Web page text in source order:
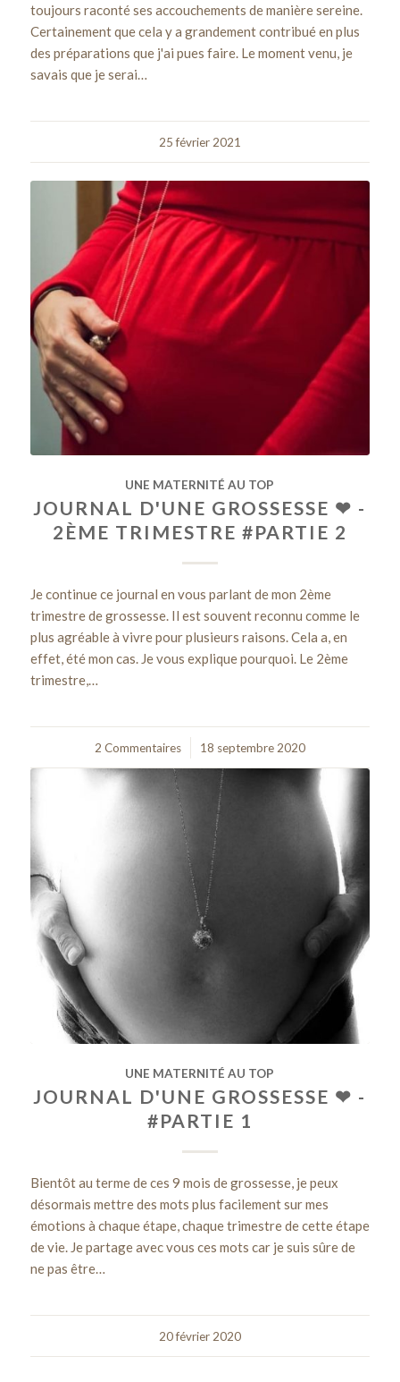
toujours raconté ses accouchements de manière sereine.
Certainement que cela y a grandement contribué en plus
des préparations que j'ai pues faire. Le moment venu, je
savais que je serai…
25 février 2021
UNE MATERNITÉ AU TOP
JOURNAL D'UNE GROSSESSE ❤ -
2ÈME TRIMESTRE #PARTIE 2
Je continue ce journal en vous parlant de mon 2ème
trimestre de grossesse. Il est souvent reconnu comme le
plus agréable à vivre pour plusieurs raisons. Cela a, en
effet, été mon cas. Je vous explique pourquoi. Le 2ème
trimestre,…
2 Commentaires
/ 18 septembre 2020
UNE MATERNITÉ AU TOP
JOURNAL D'UNE GROSSESSE ❤ -
#PARTIE 1
Bientôt au terme de ces 9 mois de grossesse, je peux
désormais mettre des mots plus facilement sur mes
émotions à chaque étape, chaque trimestre de cette étape
de vie. Je partage avec vous ces mots car je suis sûre de
ne pas être…
20 février 2020